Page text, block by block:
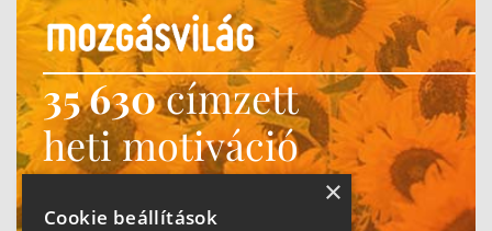
35 630címzett
heti motiváció
Ne maradj le!
×
Cookie beállítások